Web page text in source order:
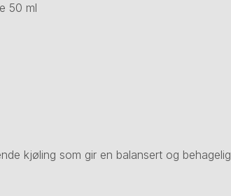
50 ml
kjøling som gir en balansert og behagelig